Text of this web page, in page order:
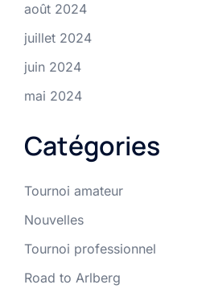
août 2024
juillet 2024
juin 2024
mai 2024
Catégories
Tournoi amateur
Nouvelles
Tournoi professionnel
Road to Arlberg